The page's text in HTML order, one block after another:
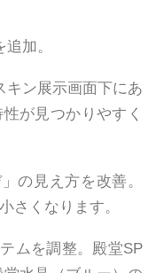
加。
キン展示画面下にあ
が見つかりやすく
の見え方を改善。
さくなります。
ムを調整。殿堂SP